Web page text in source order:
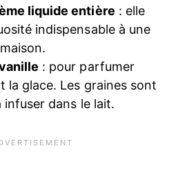
liquide entière : elle
indispensable à une
: pour parfumer
la glace. Les graines sont
dans le lait.